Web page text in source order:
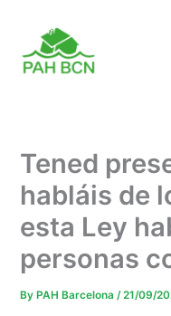
content
Tened
habláis de
esta Ley
personas
By PAH Barcelona/21/09/